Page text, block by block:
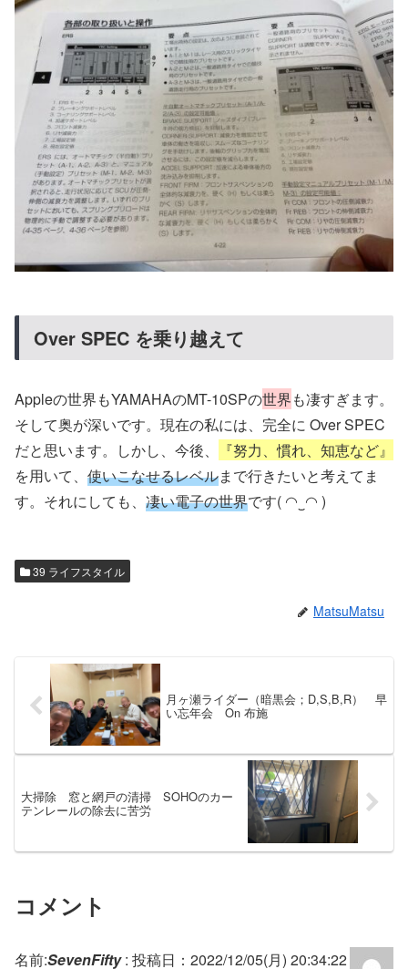
Over SPEC を乗り越えて
Appleの世界もYAMAHAのMT-10SPの世界も凄すぎます。
そして奥が深いです。現在の私には、完全に Over SPEC
だと思います。しかし、今後、
『努力、慣れ、知恵など』
を用いて、 使いこなせるレベルまで行きたいと考えてま
す。それにしても、 凄い電子の世界です( ◠‿◠ )
39 ライフスタイル
MatsuMatsu
月ヶ瀬ライダー（暗黒会；D,S,B,R） 早
い忘年会 On 布施
大掃除 窓と網戸の清掃 SOHOのカー
テンレールの除去に苦労
コメント
名前:SevenFifty: 投稿日：2022/12/05(月) 20:34:22